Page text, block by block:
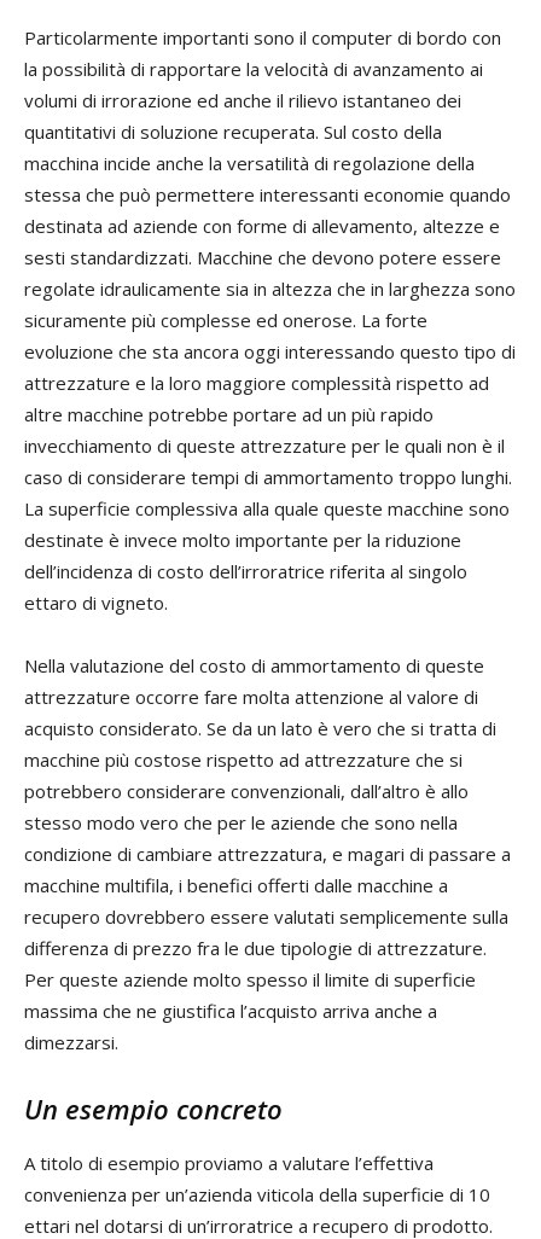
Particolarmente importanti sono il computer di bordo con
la possibilità di rapportare la velocità di avanzamento ai
volumi di irrorazione ed anche il rilievo istantaneo dei
quantitativi di soluzione recuperata. Sul costo della
macchina incide anche la versatilità di regolazione della
stessa che può permettere interessanti economie quando
destinata ad aziende con forme di allevamento, altezze e
sesti standardizzati. Macchine che devono potere essere
regolate idraulicamente sia in altezza che in larghezza sono
sicuramente più complesse ed onerose. La forte
evoluzione che sta ancora oggi interessando questo tipo di
attrezzature e la loro maggiore complessità rispetto ad
altre macchine potrebbe portare ad un più rapido
invecchiamento di queste attrezzature per le quali non è il
caso di considerare tempi di ammortamento troppo lunghi.
La superficie complessiva alla quale queste macchine sono
destinate è invece molto importante per la riduzione
dell’incidenza di costo dell’irroratrice riferita al singolo
ettaro di vigneto.
Nella valutazione del costo di ammortamento di queste
attrezzature occorre fare molta attenzione al valore di
acquisto considerato. Se da un lato è vero che si tratta di
macchine più costose rispetto ad attrezzature che si
potrebbero considerare convenzionali, dall’altro è allo
stesso modo vero che per le aziende che sono nella
condizione di cambiare attrezzatura, e magari di passare a
macchine multifila, i benefici offerti dalle macchine a
recupero dovrebbero essere valutati semplicemente sulla
differenza di prezzo fra le due tipologie di attrezzature.
Per queste aziende molto spesso il limite di superficie
massima che ne giustifica l’acquisto arriva anche a
dimezzarsi.
Un esempio concreto
A titolo di esempio proviamo a valutare l’effettiva
convenienza per un’azienda viticola della superficie di 10
ettari nel dotarsi di un’irroratrice a recupero di prodotto.